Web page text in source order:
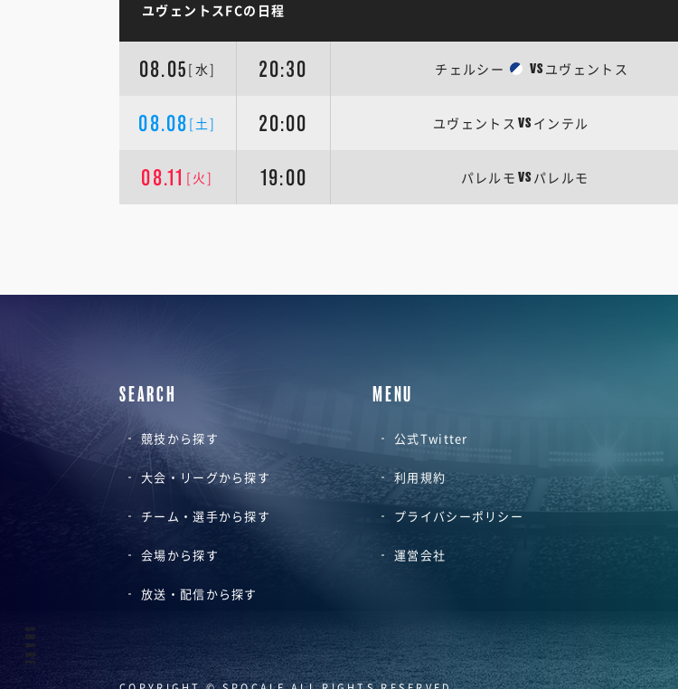
ユヴェントスFCの日程
08.05 [水] 20:30 チェルシー VS ユヴェントス
08.08 [土] 20:00 ユヴェントス VS インテル
08.11 [火] 19:00 パレルモ VS パレルモ
SEARCH
競技から探す
大会・リーグから探す
チーム・選手から探す
会場から探す
放送・配信から探す
MENU
公式Twitter
利用規約
プライバシーポリシー
運営会社
SHARE